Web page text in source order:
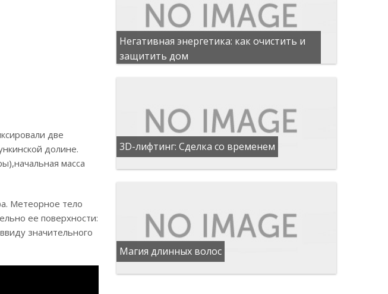
две
долине.
масса
Метеорное тело
ее поверхности:
значительного
Негативная энергетика: как очистить и
защитить дом
3D-лифтинг: Сделка со временем
Магия длинных волос